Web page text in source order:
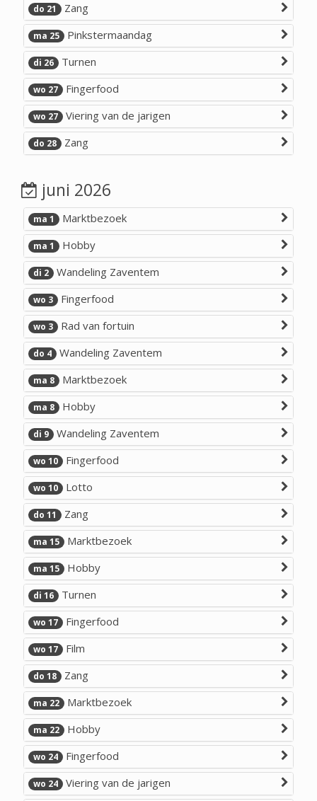
do 21 Zang
ma 25 Pinkstermaandag
di 26 Turnen
wo 27 Fingerfood
wo 27 Viering van de jarigen
do 28 Zang
juni 2026
ma 1 Marktbezoek
ma 1 Hobby
di 2 Wandeling Zaventem
wo 3 Fingerfood
wo 3 Rad van fortuin
do 4 Wandeling Zaventem
ma 8 Marktbezoek
ma 8 Hobby
di 9 Wandeling Zaventem
wo 10 Fingerfood
wo 10 Lotto
do 11 Zang
ma 15 Marktbezoek
ma 15 Hobby
di 16 Turnen
wo 17 Fingerfood
wo 17 Film
do 18 Zang
ma 22 Marktbezoek
ma 22 Hobby
wo 24 Fingerfood
wo 24 Viering van de jarigen